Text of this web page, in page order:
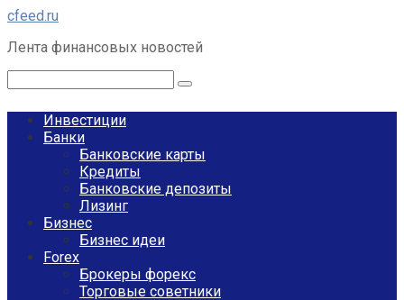
Перейти
контенту
cfeed.ru
Лента финансовых новостей
Инвестиции
Банки
Банковские карты
Кредиты
Банковские депозиты
Лизинг
Бизнес
Бизнес идеи
Forex
Брокеры форекс
Торговые советники